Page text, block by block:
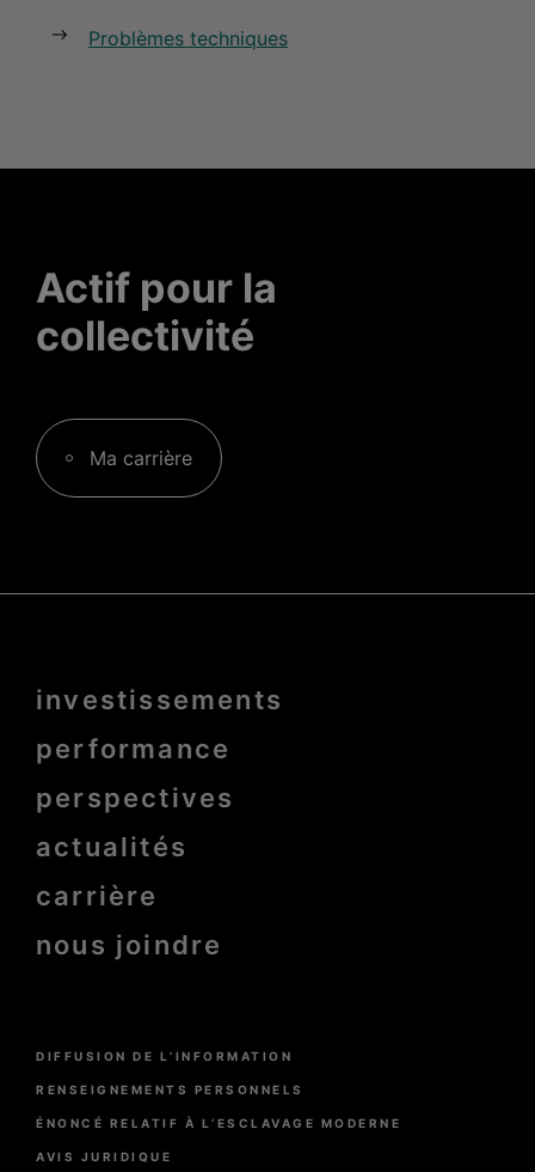
Problèmes techniques
Actif pour la
collectivité
Ma carrière
Menu
bold
investissements
performance
perspectives
actualités
carrière
nous joindre
Menu
de
page
DIFFUSION DE L’INFORMATION
RENSEIGNEMENTS PERSONNELS
ÉNONCÉ RELATIF À L’ESCLAVAGE MODERNE
AVIS JURIDIQUE